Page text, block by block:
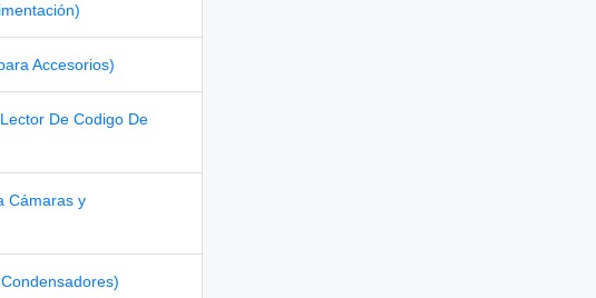
Accesorios)
De Codigo De
Cámaras y